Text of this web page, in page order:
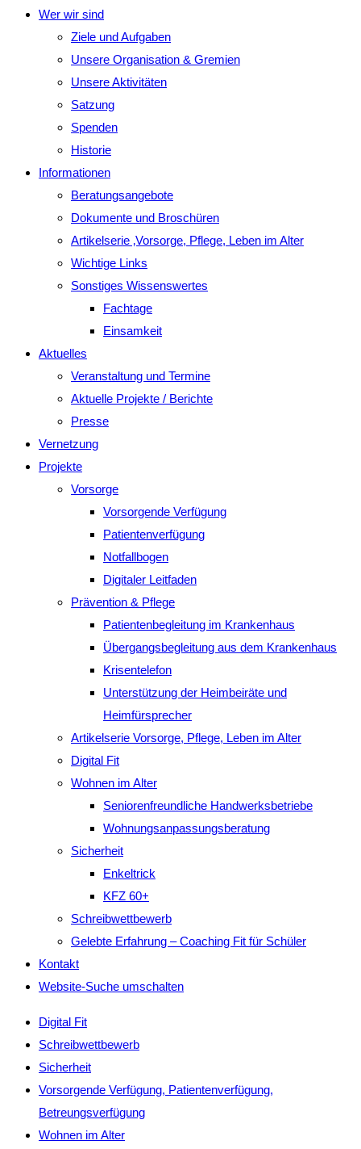
Wer wir sind
Ziele und Aufgaben
Unsere Organisation & Gremien
Unsere Aktivitäten
Satzung
Spenden
Historie
Informationen
Beratungsangebote
Dokumente und Broschüren
Artikelserie ‚Vorsorge, Pflege, Leben im Alter
Wichtige Links
Sonstiges Wissenswertes
Fachtage
Einsamkeit
Aktuelles
Veranstaltung und Termine
Aktuelle Projekte / Berichte
Presse
Vernetzung
Projekte
Vorsorge
Vorsorgende Verfügung
Patientenverfügung
Notfallbogen
Digitaler Leitfaden
Prävention & Pflege
Patientenbegleitung im Krankenhaus
Übergangsbegleitung aus dem Krankenhaus
Krisentelefon
Unterstützung der Heimbeiräte und
Heimfürsprecher
Artikelserie Vorsorge, Pflege, Leben im Alter
Digital Fit
Wohnen im Alter
Seniorenfreundliche Handwerksbetriebe
Wohnungsanpassungsberatung
Sicherheit
Enkeltrick
KFZ 60+
Schreibwettbewerb
Gelebte Erfahrung – Coaching Fit für Schüler
Kontakt
Website-Suche umschalten
Digital Fit
Schreibwettbewerb
Sicherheit
Vorsorgende Verfügung, Patientenverfügung,
Betreungsverfügung
Wohnen im Alter